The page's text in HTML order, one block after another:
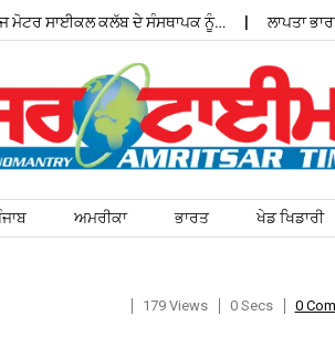
ਸਾਈਕਲ ਕਲੱਬ ਦੇ ਸੰਸਥਾਪਕ ਨੂੰ… ਲਾਪਤਾ ਭਾਰਤੀ
ਅਮਰੀਕਾ ਭਾਰਤ ਖੇਡ ਖਿਡਾਰੀ
179 Views 0 Secs 0